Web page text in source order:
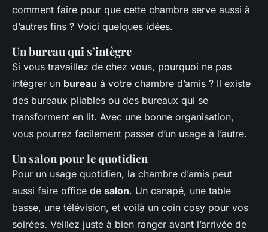
comment faire pour que cette chambre serve aussi à
d’autres fins ? Voici quelques idées.
Un bureau qui s’intègre
Si vous travaillez de chez vous, pourquoi ne pas
intégrer un bureau à votre chambre d’amis ? Il existe
des bureaux pliables ou des bureaux qui se
transforment en lit. Avec une bonne organisation,
vous pourrez facilement passer d’un usage à l’autre.
Un salon pour le quotidien
Pour un usage quotidien, la chambre d’amis peut
aussi faire office de salon. Un canapé, une table
basse, une télévision, et voilà un coin cosy pour vos
soirées. Veillez juste à bien ranger avant l’arrivée de